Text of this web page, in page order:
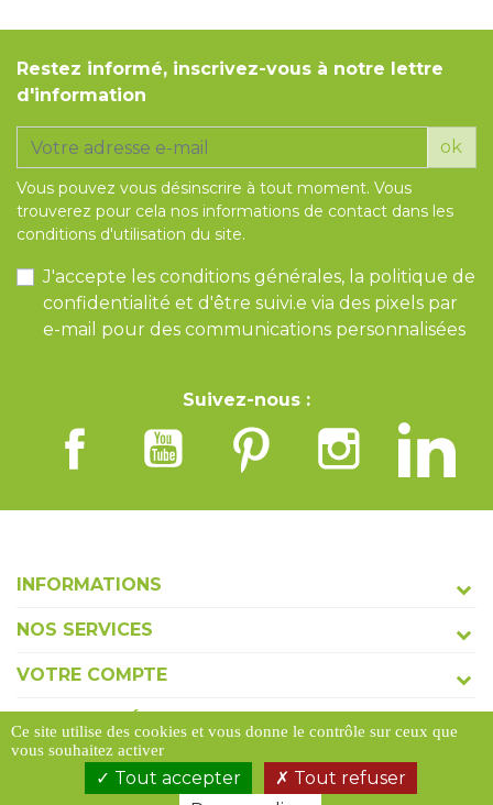
Restez informé, inscrivez-vous à notre lettre
d'information
ok
Vous pouvez vous désinscrire à tout moment. Vous
trouverez pour cela nos informations de contact dans les
conditions d'utilisation du site.
J'accepte les conditions générales, la politique de
confidentialité et d'être suivi.e via des pixels par
e-mail pour des communications personnalisées
Suivez-nous :
INFORMATIONS
NOS SERVICES
VOTRE COMPTE
Ce site utilise des cookies et vous donne le contrôle sur ceux que
vous souhaitez activer
Tout accepter
Tout refuser